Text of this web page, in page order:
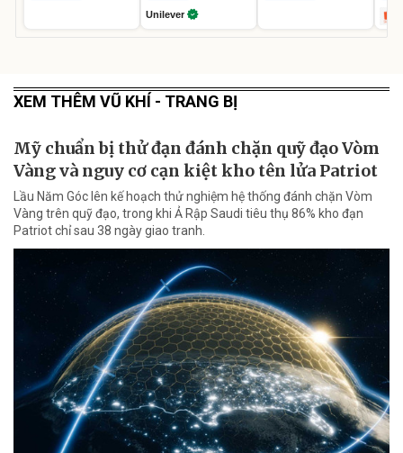
Unilever
XEM THÊM VŨ KHÍ - TRANG BỊ
Mỹ chuẩn bị thử đạn đánh chặn quỹ đạo Vòm
Vàng và nguy cơ cạn kiệt kho tên lửa Patriot
Lầu Năm Góc lên kế hoạch thử nghiệm hệ thống đánh chặn Vòm
Vàng trên quỹ đạo, trong khi Ả Rập Saudi tiêu thụ 86% kho đạn
Patriot chỉ sau 38 ngày giao tranh.